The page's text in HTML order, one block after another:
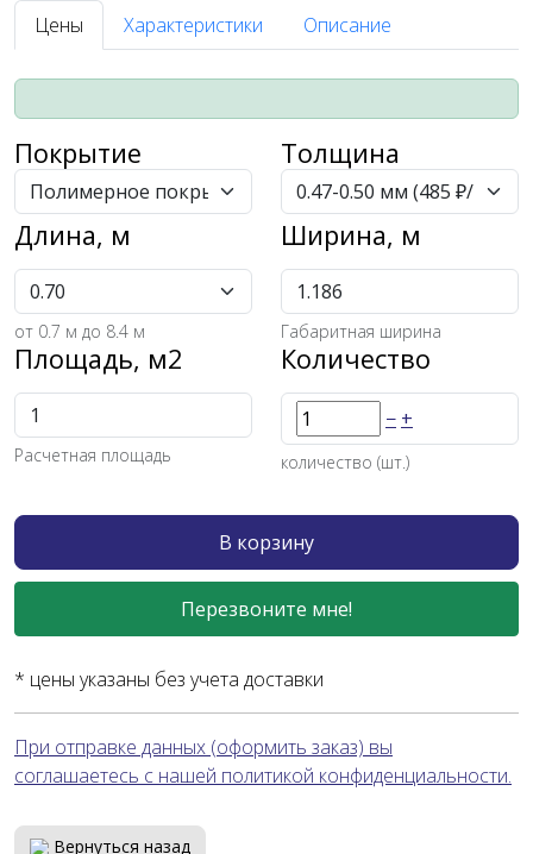
Цены
Характеристики Описание
Покрытие Толщина
Длина, м
от 0.7 м до 8.4 м
Ширина, м
Габаритная ширина
Площадь, м2
Расчетная площадь
Количество
− +
количество (шт.)
В корзину
Перезвоните мне!
* цены указаны без учета доставки
При отправке данных (оформить заказ) вы
соглашаетесь с нашей политикой конфиденциальности.
Вернуться назад